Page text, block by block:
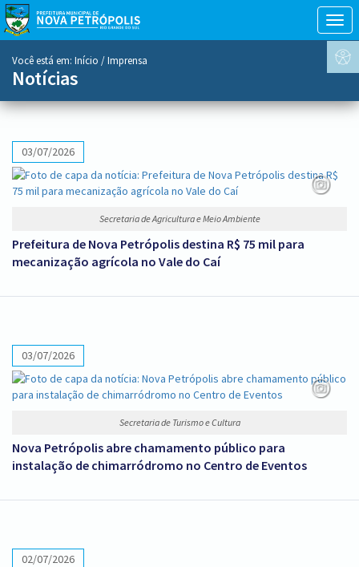
menu
Você está em: Início / Imprensa
Notícias
03/07/2026
Secretaria de Agricultura e Meio Ambiente
Prefeitura de Nova Petrópolis destina R$ 75 mil para
mecanização agrícola no Vale do Caí
03/07/2026
Secretaria de Turismo e Cultura
Nova Petrópolis abre chamamento público para
instalação de chimarródromo no Centro de Eventos
02/07/2026